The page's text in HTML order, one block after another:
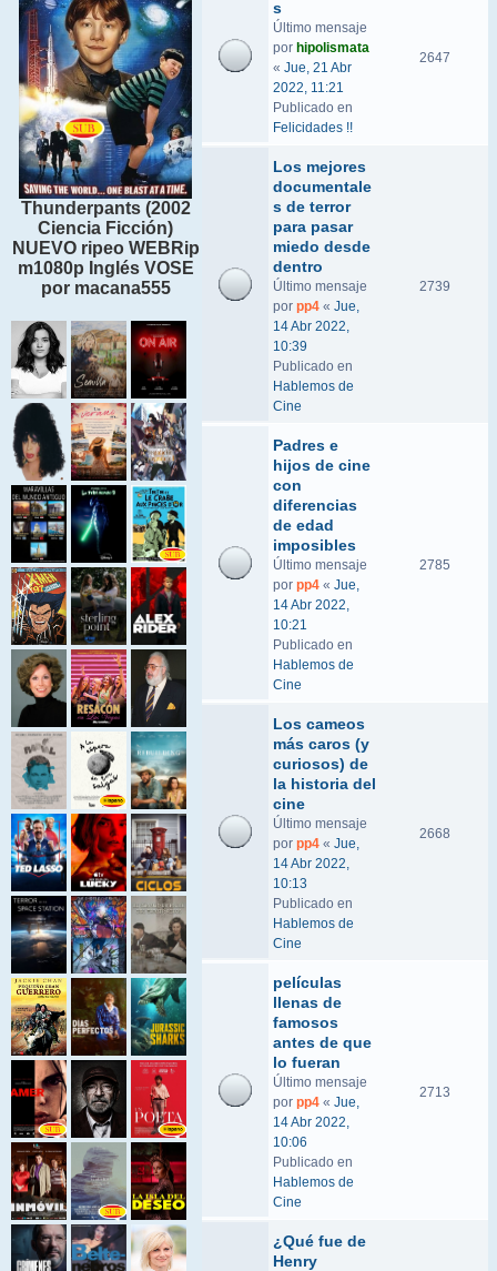
Thunderpants (2002
Ciencia Ficción)
NUEVO ripeo WEBRip
m1080p Inglés VOSE
por macana555
s
Último mensaje
por hipolismata
« Jue, 21 Abr
2022, 11:21
Publicado en
Felicidades !!
2647
Los mejores
documentale
s de terror
para pasar
miedo desde
dentro
Último mensaje
por pp4 « Jue,
14 Abr 2022,
10:39
Publicado en
Hablemos de
Cine
2739
Padres e
hijos de cine
con
diferencias
de edad
imposibles
Último mensaje
por pp4 « Jue,
14 Abr 2022,
10:21
Publicado en
Hablemos de
Cine
2785
Los cameos
más caros (y
curiosos) de
la historia del
cine
Último mensaje
por pp4 « Jue,
14 Abr 2022,
10:13
Publicado en
Hablemos de
Cine
2668
películas
llenas de
famosos
antes de que
lo fueran
Último mensaje
por pp4 « Jue,
14 Abr 2022,
10:06
Publicado en
Hablemos de
Cine
2713
¿Qué fue de
Henry